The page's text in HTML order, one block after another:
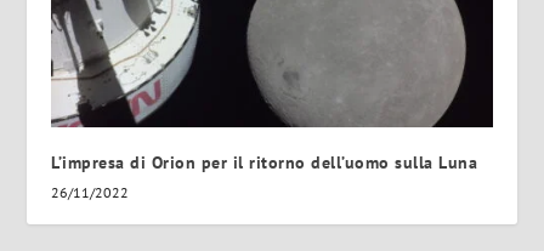
L’impresa di Orion per il ritorno dell’uomo sulla Luna
26/11/2022